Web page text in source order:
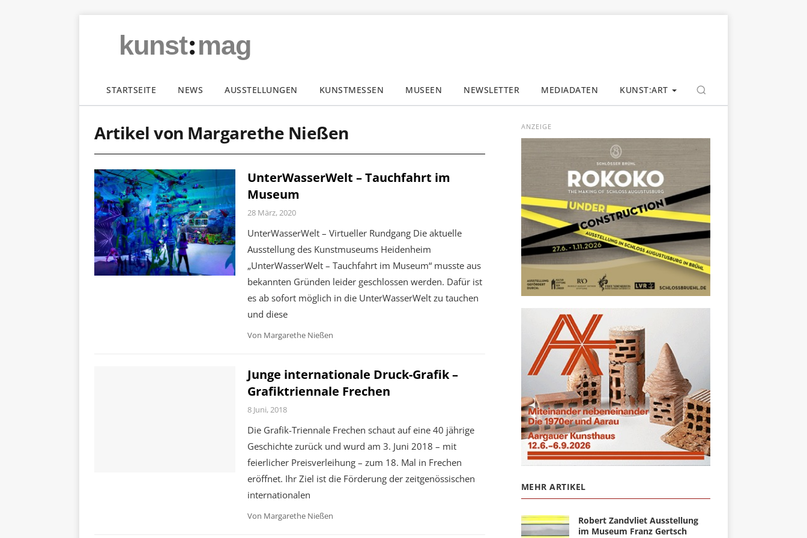
kunst:mag
STARTSEITE NEWS AUSSTELLUNGEN KUNSTMESSEN MUSEEN NEWSLETTER MEDIADATEN KUNST:ART
Artikel von Margarethe Nießen
UnterWasserWelt – Tauchfahrt im
Museum
28 März, 2020
UnterWasserWelt – Virtueller Rundgang Die aktuelle
Ausstellung des Kunstmuseums Heidenheim
„UnterWasserWelt – Tauchfahrt im Museum“ musste aus
bekannten Gründen leider geschlossen werden. Dafür ist
es ab sofort möglich in die UnterWasserWelt zu tauchen
und diese
Von Margarethe Nießen
Junge internationale Druck-Grafik –
Grafiktriennale Frechen
8 Juni, 2018
Die Grafik-Triennale Frechen schaut auf eine 40 jährige
Geschichte zurück und wurd am 3. Juni 2018 – mit
feierlicher Preisverleihung – zum 18. Mal in Frechen
eröffnet. Ihr Ziel ist die Förderung der zeitgenössischen
internationalen
Von Margarethe Nießen
ANZEIGE
MEHR ARTIKEL
Robert Zandvliet Ausstellung
im Museum Franz Gertsch